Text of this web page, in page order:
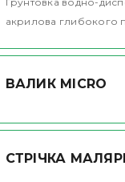
акрилова глибокого
ВАЛИК MICRO
СТРІЧКА